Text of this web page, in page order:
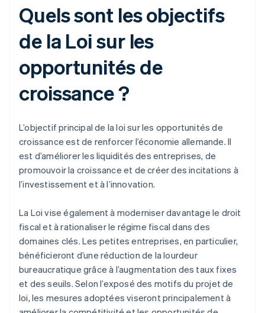
Quels sont les objectifs
de la Loi sur les
opportunités de
croissance ?
L’objectif principal de la loi sur les opportunités de
croissance est de renforcer l’économie allemande. Il
est d’améliorer les liquidités des entreprises, de
promouvoir la croissance et de créer des incitations à
l’investissement et à l’innovation.
La Loi vise également à moderniser davantage le droit
fiscal et à rationaliser le régime fiscal dans des
domaines clés. Les petites entreprises, en particulier,
bénéficieront d’une réduction de la lourdeur
bureaucratique grâce à l’augmentation des taux fixes
et des seuils. Selon l’exposé des motifs du projet de
loi, les mesures adoptées viseront principalement à